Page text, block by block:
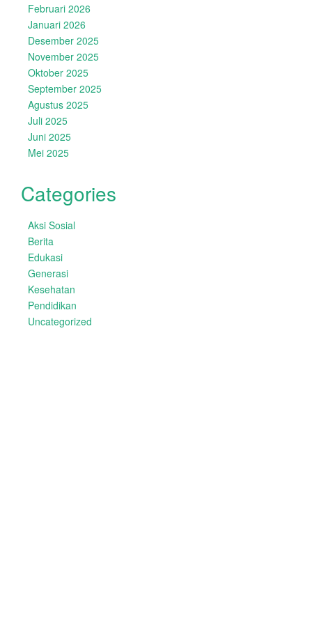
Februari 2026
Januari 2026
Desember 2025
November 2025
Oktober 2025
September 2025
Agustus 2025
Juli 2025
Juni 2025
Mei 2025
Categories
Aksi Sosial
Berita
Edukasi
Generasi
Kesehatan
Pendidikan
Uncategorized